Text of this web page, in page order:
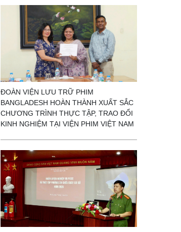
ĐOÀN VIỆN LƯU TRỮ PHIM
BANGLADESH HOÀN THÀNH XUẤT SẮC
CHƯƠNG TRÌNH THỰC TẬP, TRAO ĐỔI
KINH NGHIỆM TẠI VIỆN PHIM VIỆT NAM